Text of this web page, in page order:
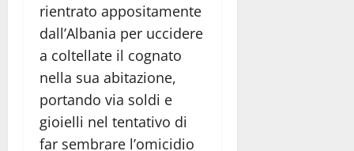
rientrato appositamente
dall’Albania per uccidere
a coltellate il cognato
nella sua abitazione,
portando via soldi e
gioielli nel tentativo di
far sembrare l’omicidio